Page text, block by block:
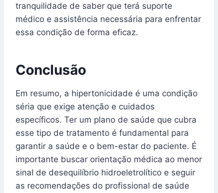
tranquilidade de saber que terá suporte
médico e assistência necessária para enfrentar
essa condição de forma eficaz.
Conclusão
Em resumo, a hipertonicidade é uma condição
séria que exige atenção e cuidados
específicos. Ter um plano de saúde que cubra
esse tipo de tratamento é fundamental para
garantir a saúde e o bem-estar do paciente. É
importante buscar orientação médica ao menor
sinal de desequilíbrio hidroeletrolítico e seguir
as recomendações do profissional de saúde